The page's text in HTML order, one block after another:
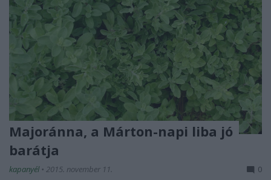
Majoránna, a Márton-napi liba jó
barátja
kapanyél • 2015. november 11. 0